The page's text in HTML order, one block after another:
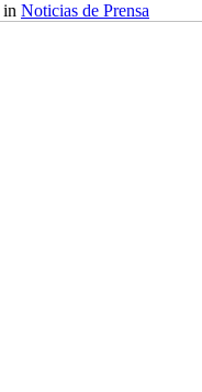
in Noticias de Prensa